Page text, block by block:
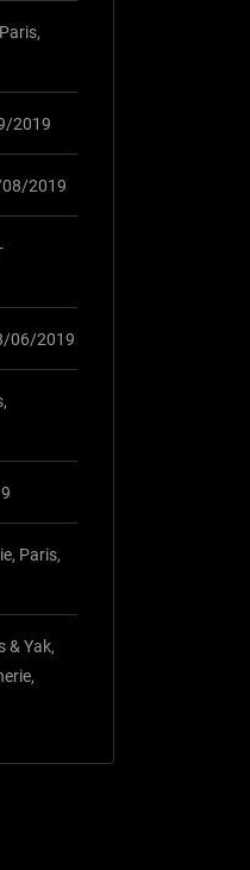
2019
08/2019
06/2019
Paris,
& Yak,